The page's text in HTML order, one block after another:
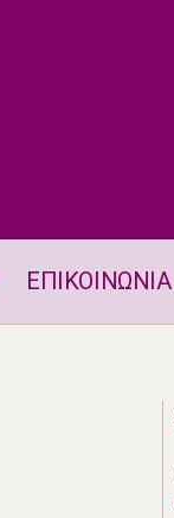
ΕΠΙΚΟΙΝΩΝΙΑ